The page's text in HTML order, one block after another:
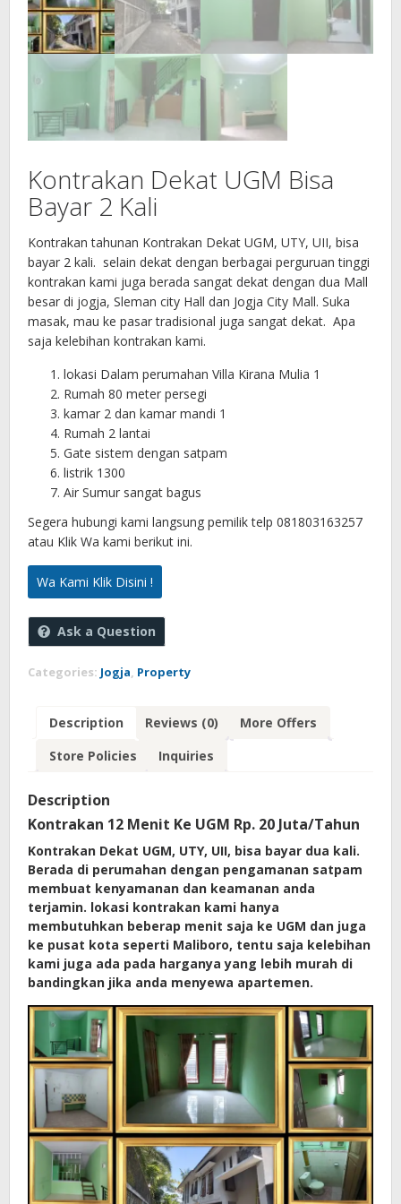
Kontrakan Dekat UGM Bisa
Bayar 2 Kali
Kontrakan tahunan Kontrakan Dekat UGM, UTY, UII, bisa
bayar 2 kali. selain dekat dengan berbagai perguruan tinggi
kontrakan kami juga berada sangat dekat dengan dua Mall
besar di jogja, Sleman city Hall dan Jogja City Mall. Suka
masak, mau ke pasar tradisional juga sangat dekat. Apa
saja kelebihan kontrakan kami.
lokasi Dalam perumahan Villa Kirana Mulia 1
Rumah 80 meter persegi
kamar 2 dan kamar mandi 1
Rumah 2 lantai
Gate sistem dengan satpam
listrik 1300
Air Sumur sangat bagus
Segera hubungi kami langsung pemilik telp 081803163257
atau Klik Wa kami berikut ini.
Wa Kami Klik Disini !
Ask a Question
Categories: Jogja, Property
Description Reviews (0)
More Offers
Store Policies
Inquiries
Description
Kontrakan 12 Menit Ke UGM Rp. 20 Juta/Tahun
Kontrakan Dekat UGM, UTY, UII, bisa bayar dua kali.
Berada di perumahan dengan pengamanan satpam
membuat kenyamanan dan keamanan anda
terjamin. lokasi kontrakan kami hanya
membutuhkan beberap menit saja ke UGM dan juga
ke pusat kota seperti Maliboro, tentu saja kelebihan
kami juga ada pada harganya yang lebih murah di
bandingkan jika anda menyewa apartemen.